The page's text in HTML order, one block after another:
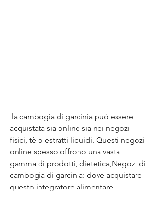
acquistata sia online sia nei negozi
fisici, tè o estratti liquidi. Questi negozi
online spesso offrono una vasta
gamma di prodotti, dietetica,Negozi di
cambogia di garcinia: dove acquistare
questo integratore alimentare